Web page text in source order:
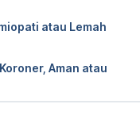
atau Lemah
Aman atau